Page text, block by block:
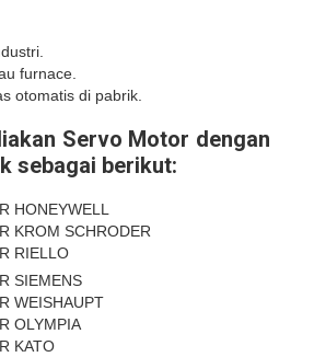
furnace.
otomatis di pabrik.
Servo Motor dengan
sebagai berikut:
HONEYWELL
KROM SCHRODER
RIELLO
SIEMENS
WEISHAUPT
OLYMPIA
KATO